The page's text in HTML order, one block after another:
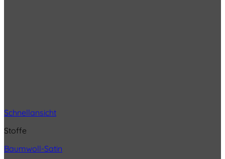
Schnellansicht
Stoffe
Baumwoll-Satin